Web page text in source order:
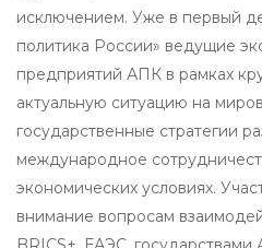
исключением. Уже в первый
политика России» ведущие
предприятий АПК в рамках
актуальную ситуацию на
государственные стратегии
международное
экономических условиях.
внимание вопросам